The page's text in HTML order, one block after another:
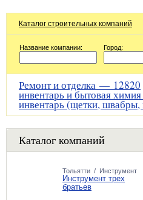
Каталог строительных компаний
Название компании: Город:
Ремонт и отделка — 12820
инвентарь и бытовая
инвентарь (щетки,
Каталог компаний
Тольятти / Инструмент
Инструмент трех
братьев